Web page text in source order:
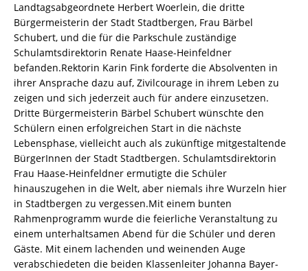
Landtagsabgeordnete Herbert Woerlein, die dritte
Bürgermeisterin der Stadt Stadtbergen, Frau Bärbel
Schubert, und die für die Parkschule zuständige
Schulamtsdirektorin Renate Haase-Heinfeldner
befanden.Rektorin Karin Fink forderte die Absolventen in
ihrer Ansprache dazu auf, Zivilcourage in ihrem Leben zu
zeigen und sich jederzeit auch für andere einzusetzen.
Dritte Bürgermeisterin Bärbel ­Schubert wünschte den
Schülern einen erfolgreichen Start in die nächste
Lebensphase, vielleicht auch als zukünftige mitgestaltende
BürgerInnen der Stadt Stadtbergen. Schulamtsdirektorin
Frau Haase-Heinfeldner ermutigte die Schüler
hinauszugehen in die Welt, aber niemals ihre Wurzeln hier
in Stadtbergen zu vergessen.Mit einem bunten
Rahmenprogramm wurde die feierliche Veranstaltung zu
einem unterhaltsamen Abend für die Schüler und deren
Gäste. Mit einem lachenden und weinenden Auge
verabschiedeten die beiden Klassenleiter Johanna Bayer-